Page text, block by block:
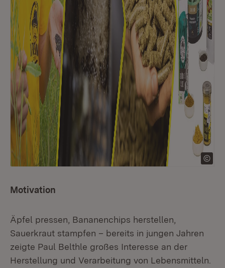
Motivation
Äpfel pressen, Bananenchips herstellen,
Sauerkraut stampfen – bereits in jungen Jahren
zeigte Paul Belthle großes Interesse an der
Herstellung und Verarbeitung von Lebensmitteln.